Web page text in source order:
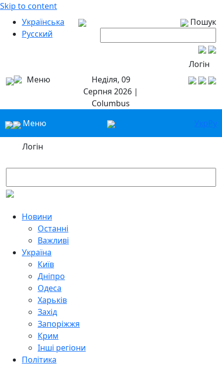
Skip to content
Українська
Русский
Пошук
Логін
Меню
Неділя, 09
Серпня 2026 |
Columbus
Меню
УкрРу
Логін
Новини
Останні
Важливі
Україна
Київ
Дніпро
Одеса
Харьків
Захід
Запоріжжя
Крим
Інші регіони
Політика